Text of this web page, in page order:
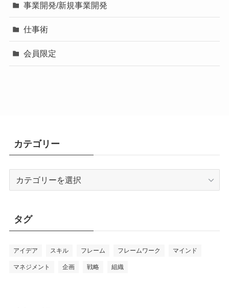
事業開発/新規事業開発
仕事術
会員限定
カテゴリー
ー
タグ
アイデア スキル フレーム フレームワーク マインド
マネジメント 企画 戦略 組織